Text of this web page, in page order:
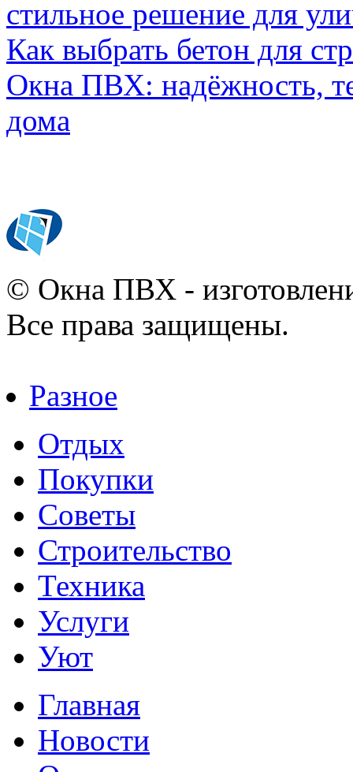
стильное решение для
Как выбрать бетон для
Окна ПВХ: надёжность,
дома
© Окна ПВХ -
Все права защищены.
Разное
Отдых
Покупки
Советы
Строительство
Техника
Услуги
Уют
Главная
Новости